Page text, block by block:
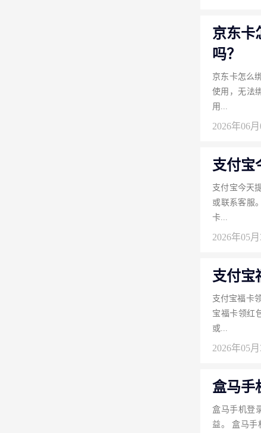
京东卡
吗？
京东卡怎么
使用，无法
用...
2026年06
支付宝
支付宝今天
或联系客服
卡...
2026年05
支付宝
支付宝福卡
宝福卡领红
或...
2026年05
盒马手
盒马手机登
益。 盒马手